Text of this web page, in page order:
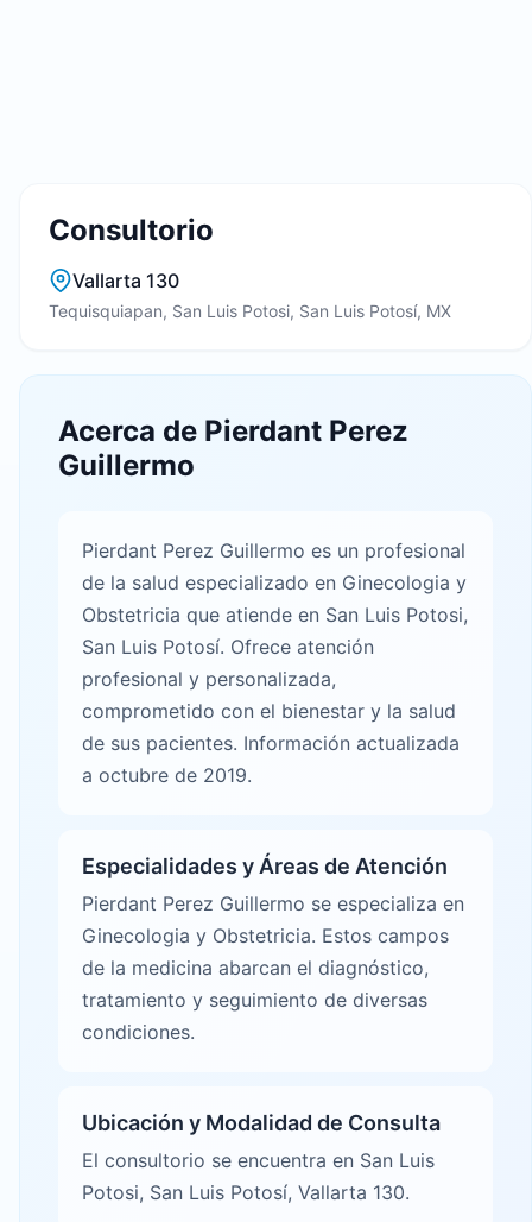
Consultorio
Vallarta 130
Tequisquiapan, San Luis Potosi, San Luis Potosí, MX
Acerca de Pierdant Perez
Guillermo
Pierdant Perez Guillermo es un profesional
de la salud especializado en Ginecologia y
Obstetricia que atiende en San Luis Potosi,
San Luis Potosí. Ofrece atención
profesional y personalizada,
comprometido con el bienestar y la salud
de sus pacientes. Información actualizada
a octubre de 2019.
Especialidades y Áreas de Atención
Pierdant Perez Guillermo se especializa en
Ginecologia y Obstetricia. Estos campos
de la medicina abarcan el diagnóstico,
tratamiento y seguimiento de diversas
condiciones.
Ubicación y Modalidad de Consulta
El consultorio se encuentra en San Luis
Potosi, San Luis Potosí, Vallarta 130.